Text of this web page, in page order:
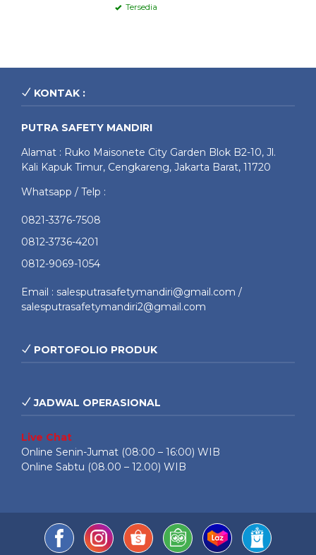
Tersedia
KONTAK :
PUTRA SAFETY MANDIRI
Alamat : Ruko Maisonete City Garden Blok B2-10, Jl.
Kali Kapuk Timur, Cengkareng, Jakarta Barat, 11720
Whatsapp / Telp :
0821-3376-7508
0812-3736-4201
0812-9069-1054
Email : salesputrasafetymandiri@gmail.com /
salesputrasafetymandiri2@gmail.com
PORTOFOLIO PRODUK
JADWAL OPERASIONAL
Live Chat
Online Senin-Jumat (08:00 – 16:00) WIB
Online Sabtu (08.00 – 12.00) WIB